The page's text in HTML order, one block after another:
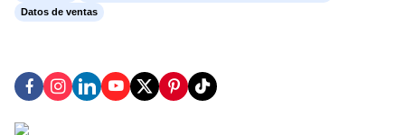
Datos de ventas